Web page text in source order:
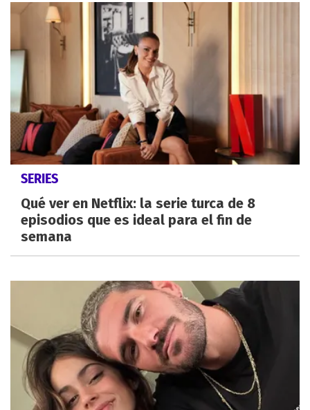
SERIES
Qué ver en Netflix: la serie turca de 8
episodios que es ideal para el fin de
semana